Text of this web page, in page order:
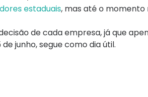
estaduais, mas até o momento
de cada empresa, já que
junho, segue como dia útil.